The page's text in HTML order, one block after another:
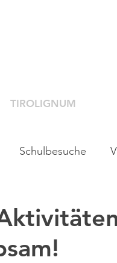
TIROLIGNUM
Schulbesuche